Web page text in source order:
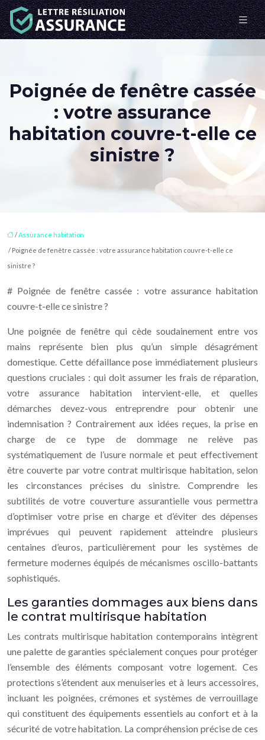
Poignée de fenêtre cassée
: votre assurance
habitation couvre-t-elle ce
sinistre ?
/Assurance habitation
/ Poignée de fenêtre cassée : votre assurance habitation couvre-t-elle ce
sinistre ?
# Poignée de fenêtre cassée : votre assurance habitation
couvre-t-elle ce sinistre ?
Une poignée de fenêtre qui cède soudainement entre vos
mains représente bien plus qu’un simple désagrément
domestique. Cette défaillance pose immédiatement plusieurs
questions cruciales : qui doit assumer les frais de réparation,
votre assurance habitation intervient-elle, et quelles
démarches devez-vous entreprendre pour obtenir une
indemnisation ? Contrairement aux idées reçues, la prise en
charge de ce type de dommage ne relève pas
systématiquement de l’usure normale et peut effectivement
être couverte par votre contrat multirisque habitation, selon
les circonstances précises du sinistre. Comprendre les
subtilités de votre couverture assurantielle vous permettra
d’optimiser votre prise en charge et d’éviter des dépenses
imprévues qui peuvent rapidement atteindre plusieurs
centaines d’euros, particulièrement pour les systèmes de
fermeture modernes équipés de mécanismes oscillo-battants
sophistiqués.
Les garanties dommages aux biens dans
le contrat multirisque habitation
Les contrats multirisque habitation contemporains intègrent
une palette de garanties spécialement conçues pour protéger
l’ensemble des éléments composant votre logement. Ces
protections s’étendent aux menuiseries et à leurs accessoires,
incluant les poignées, crémones et systèmes de verrouillage
qui constituent des équipements essentiels au confort et à la
sécurité de votre habitation. La compréhension précise de ces